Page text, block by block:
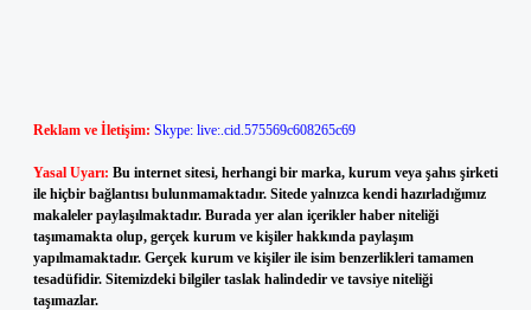
Reklam ve İletişim: Skype: live:.cid.575569c608265c69
Yasal Uyarı: Bu internet sitesi, herhangi bir marka, kurum veya şahıs şirketi
ile hiçbir bağlantısı bulunmamaktadır. Sitede yalnızca kendi hazırladığımız
makaleler paylaşılmaktadır. Burada yer alan içerikler haber niteliği
taşımamakta olup, gerçek kurum ve kişiler hakkında paylaşım
yapılmamaktadır. Gerçek kurum ve kişiler ile isim benzerlikleri tamamen
tesadüfidir. Sitemizdeki bilgiler taslak halindedir ve tavsiye niteliği
taşımazlar.